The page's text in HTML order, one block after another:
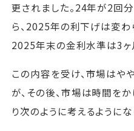
更されました。24年が2回
ら、2025年の利下げは変わ
2025年末の金利水準は3ヶ
この内容を受け、市場はや
が、その後、市場は時間を
り次のように考えるようにな